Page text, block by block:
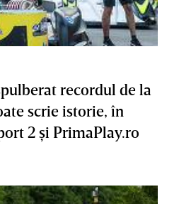
recordul de la
scrie istorie, în
2 şi PrimaPlay.ro